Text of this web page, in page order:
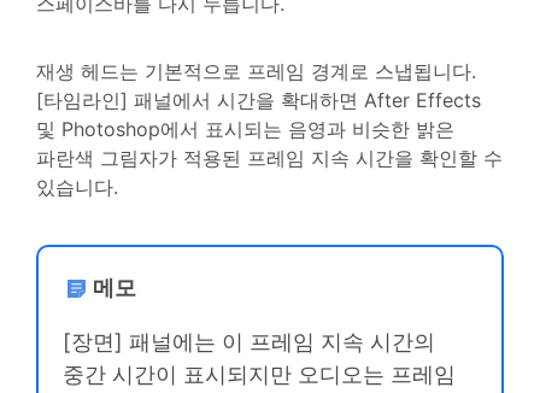
재생 헤드는 기본적으로 프레임 경계로 스냅됩니다.
[타임라인] 패널에서 시간을 확대하면 After Effects
및 Photoshop에서 표시되는 음영과 비슷한 밝은
파란색 그림자가 적용된 프레임 지속 시간을 확인할 수
있습니다.
메모
[장면] 패널에는 이 프레임 지속 시간의
중간 시간이 표시되지만 오디오는 프레임